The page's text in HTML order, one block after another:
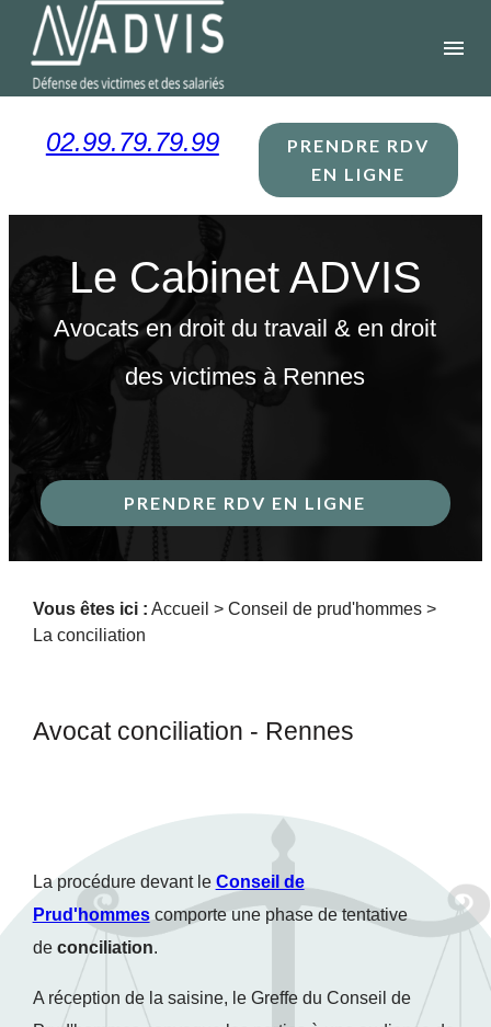
menu
02.99.79.79.99
PRENDRE RDV
EN LIGNE
Le Cabinet ADVIS
Avocats en droit du travail & en droit
des victimes à Rennes
PRENDRE RDV EN LIGNE
Vous êtes ici : Accueil > Conseil de prud'hommes>
La conciliation
Avocat conciliation - Rennes
La procédure devant le Conseil de
Prud'hommescomporte une phase de tentative
de conciliation.
A réception de la saisine, le Greffe du Conseil de
Panneau de gestion des cookies